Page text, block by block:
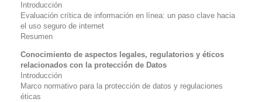
Introducción
Evaluación crítica de información en línea: un paso clave hacia
el uso seguro de internet
Resumen
Conocimiento de aspectos legales, regulatorios y éticos
relacionados con la protección de Datos
Introducción
Marco normativo para la protección de datos y regulaciones
éticas